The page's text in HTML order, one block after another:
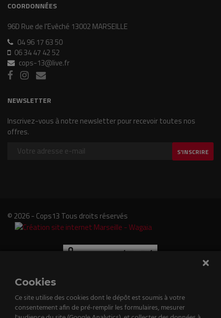
COORDONNÉES
96D Rue de l'Evêché 13002 MARSEILLE
04 96 17 63 50
06 34 47 42 52
cops-13@live.fr
NEWSLETTER
Inscrivez-vous à notre newsletter pour recevoir toutes nos
offres.
S'INSCRIRE
© 2026 - Cops13 Tous droits réservés
Cookies
Ce site utilise des cookies dont le dépôt est soumis à votre
consentement afin de pré-remplir les formulaires, mesurer